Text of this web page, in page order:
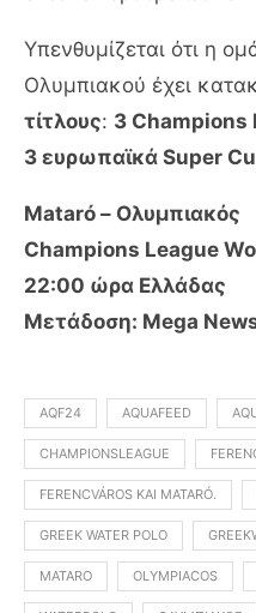
Υπενθυμίζεται ότι η
Ολυμπιακού έχει
τίτλους: 3 Champions
3 ευρωπαϊκά Super
Mataró – Ολυμπιακός
Champions League
22:00 ώρα Ελλάδας
Μετάδοση: Mega
AQF24 AQUAFEED
CHAMPIONSLEAGUE
FERENCVÁROS ΚΑΙ MATARÓ.
GREEK WATER POLO
MATARO OLYMPIACOS